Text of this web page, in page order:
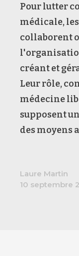
Pour lutter
médicale,
collaborent
créant et
Leur rôle,
médecine
supposent
des moyens
Laure Martin
10 septembre